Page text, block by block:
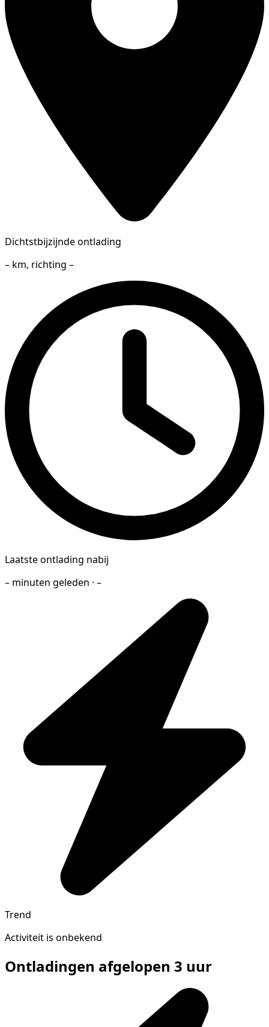
Dichtstbijzijnde ontlading
– km, richting –
Laatste ontlading nabij
– minuten geleden · –
Trend
Activiteit is onbekend
Ontladingen afgelopen 3 uur